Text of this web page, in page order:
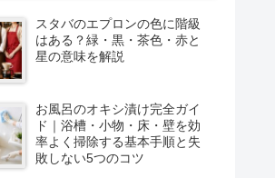
スタバのエプロンの色に階級
はある？緑・黒・茶色・赤と
星の意味を解説
お風呂のオキシ漬け完全ガイ
ド｜浴槽・小物・床・壁を効
率よく掃除する基本手順と失
敗しない5つのコツ